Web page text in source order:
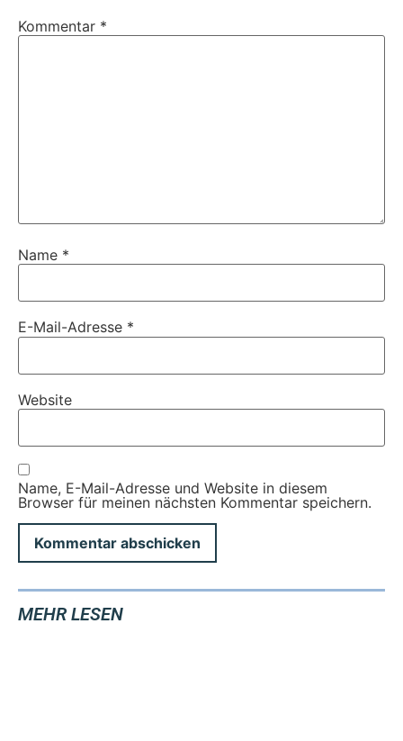
Kommentar *
Name *
E-Mail-Adresse *
Website
Name, E-Mail-Adresse und Website in diesem
Browser für meinen nächsten Kommentar speichern.
MEHR LESEN